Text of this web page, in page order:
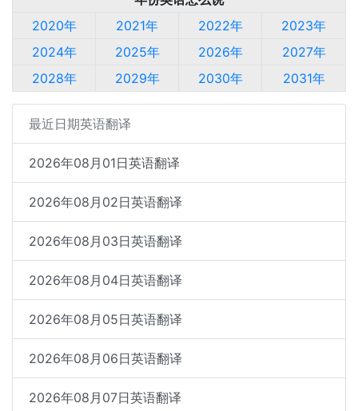
2020年
2021年 2022年
2023年
2024年
2025年 2026年
2027年
2028年
2029年 2030年 2031年
最近日期英语翻译
2026年08月01日英语翻译
2026年08月02日英语翻译
2026年08月03日英语翻译
2026年08月04日英语翻译
2026年08月05日英语翻译
2026年08月06日英语翻译
2026年08月07日英语翻译